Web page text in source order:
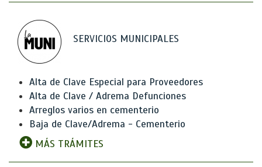
SERVICIOS MUNICIPALES
Alta de Clave Especial para Proveedores
Alta de Clave / Adrema Defunciones
Arreglos varios en cementerio
Baja de Clave/Adrema - Cementerio
MÁS TRÁMITES